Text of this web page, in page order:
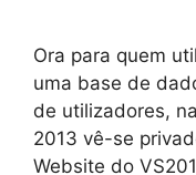
Ora para quem
uma base de
de utilizadores,
2013 vê-se
Website do